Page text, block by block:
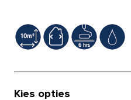
Kies opties